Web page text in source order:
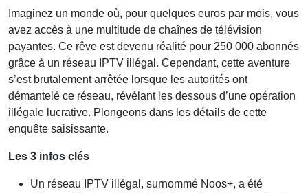
Imaginez un monde où, pour quelques euros par mois, vous
avez accès à une multitude de chaînes de télévision
payantes. Ce rêve est devenu réalité pour 250 000 abonnés
grâce à un réseau IPTV illégal. Cependant, cette aventure
s’est brutalement arrêtée lorsque les autorités ont
démantelé ce réseau, révélant les dessous d’une opération
illégale lucrative. Plongeons dans les détails de cette
enquête saisissante.
Les 3 infos clés
Un réseau IPTV illégal, surnommé Noos+, a été